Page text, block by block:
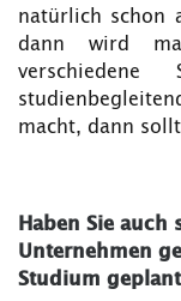
natürlich schon
dann wird
macht, dann
Haben Sie
Unternehmen
Studium